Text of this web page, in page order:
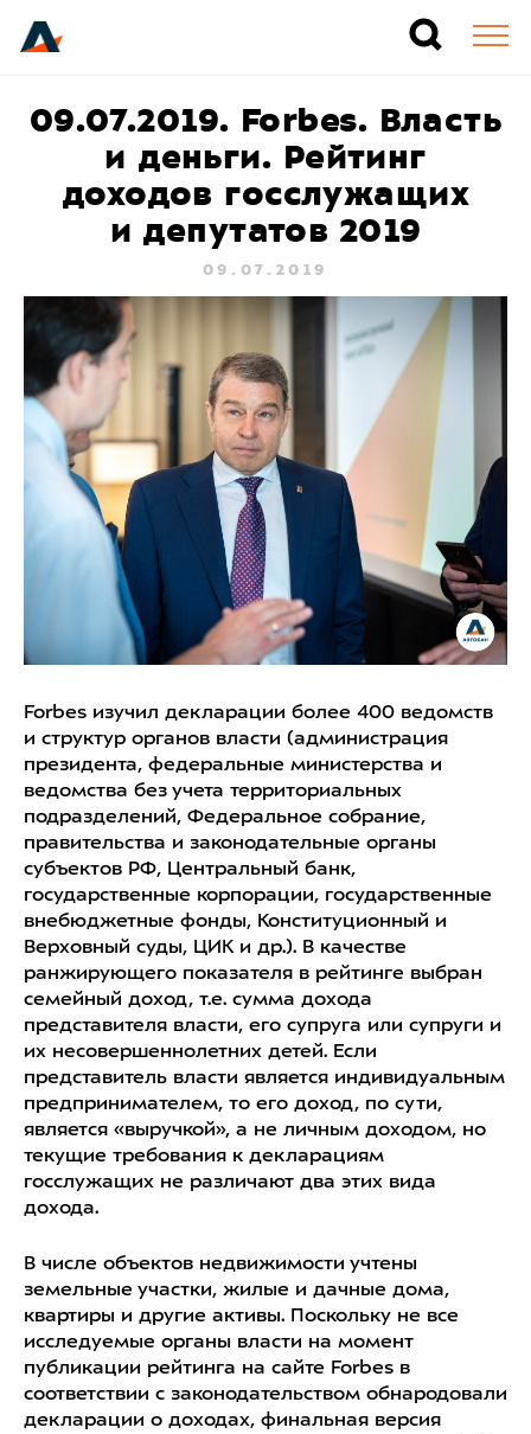
09.07.2019. Forbes. Власть
и деньги. Рейтинг
доходов госслужащих
и депутатов 2019
09.07.2019
Forbes изучил декларации более 400 ведомств
и структур органов власти (администрация
президента, федеральные министерства и
ведомства без учета территориальных
подразделений, Федеральное собрание,
правительства и законодательные органы
субъектов РФ, Центральный банк,
государственные корпорации, государственные
внебюджетные фонды, Конституционный и
Верховный суды, ЦИК и др.). В качестве
ранжирующего показателя в рейтинге выбран
семейный доход, т.е. сумма дохода
представителя власти, его супруга или супруги и
их несовершеннолетних детей. Если
представитель власти является индивидуальным
предпринимателем, то его доход, по сути,
является «выручкой», а не личным доходом, но
текущие требования к декларациям
госслужащих не различают два этих вида
дохода.
В числе объектов недвижимости учтены
земельные участки, жилые и дачные дома,
квартиры и другие активы. Поскольку не все
исследуемые органы власти на момент
публикации рейтинга на сайте Forbes в
соответствии с законодательством обнародовали
декларации о доходах, финальная версия